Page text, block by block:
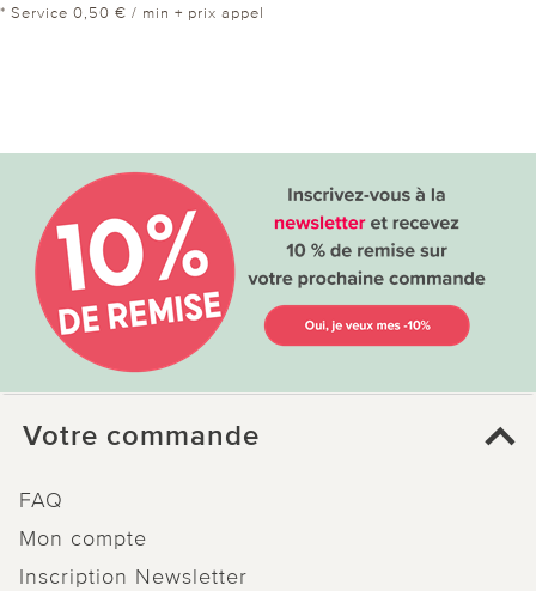
* Service 0,50 € / min + prix appel
Votre commande
FAQ
Mon compte
Inscription Newsletter